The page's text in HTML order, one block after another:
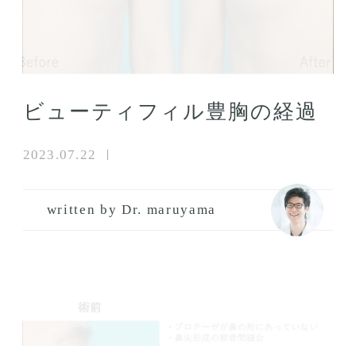
ビューティフィル豊胸の経過
2023.07.22
written by Dr. maruyama